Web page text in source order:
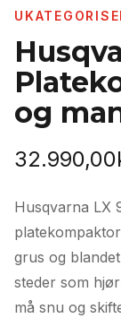
og
32.990,00
Husqvarna LX
grus og
steder som
må snu og